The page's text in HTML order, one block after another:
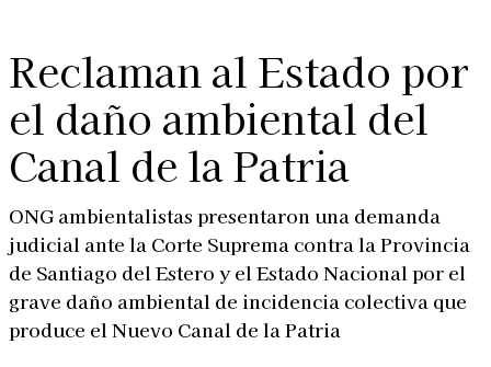
Reclaman al Estado por
el daño ambiental del
Canal de la Patria
ONG ambientalistas presentaron una demanda
judicial ante la Corte Suprema contra la Provincia
de Santiago del Estero y el Estado Nacional por el
grave daño ambiental de incidencia colectiva que
produce el Nuevo Canal de la Patria